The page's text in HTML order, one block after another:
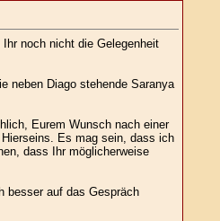
noch nicht die Gelegenheit
neben Diago stehende Saranya
Eurem Wunsch nach einer
Es mag sein, dass ich
dass Ihr möglicherweise
besser auf das Gespräch